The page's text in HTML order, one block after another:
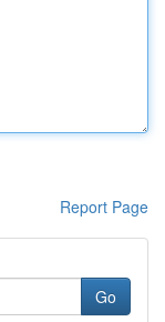
Report Page
Go